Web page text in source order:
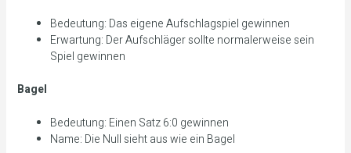
Bedeutung: Das eigene Aufschlagspiel gewinnen
Erwartung: Der Aufschläger sollte normalerweise sein
Spiel gewinnen
Bagel
Bedeutung: Einen Satz 6:0 gewinnen
Name: Die Null sieht aus wie ein Bagel